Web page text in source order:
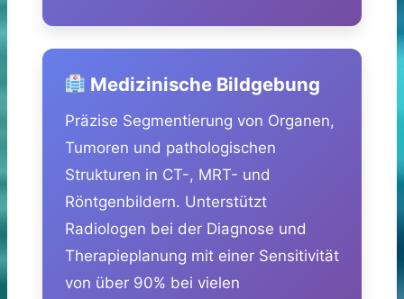
Medizinische Bildgebung
Präzise Segmentierung von Organen,
Tumoren und pathologischen
Strukturen in CT-, MRT- und
Röntgenbildern. Unterstützt
Radiologen bei der Diagnose und
Therapieplanung mit einer Sensitivität
von über 90% bei vielen